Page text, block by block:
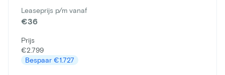
Leaseprijs p/m vanaf
€36
Prijs
€2.799
Bespaar €1.727